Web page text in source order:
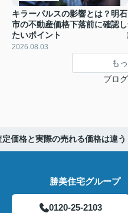
キラーパルスの影響とは？明石
市の不動産価格下落前に確認し
たいポイント
2026.08.03
も
ブロ
定価格と実際の売れる価格は違
勝美住宅グループ
0120-25-2103